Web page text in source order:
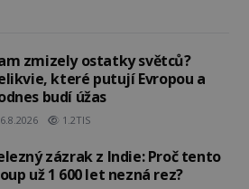
zmizely ostatky světců?
které putují Evropou a
budí úžas
6.8.2026 1.2TIS
zázrak z Indie: Proč tento
už 1 600 let nezná rez?